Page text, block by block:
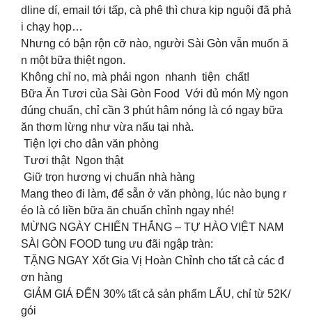
dline dí, email tới tấp, cà phê thì chưa kịp nguội đã phả
i chạy họp…
Nhưng có bận rộn cỡ nào, người Sài Gòn vẫn muốn ă
n một bữa thiệt ngon.
Không chỉ no, mà phải ngon nhanh tiện chất!
Bữa Ăn Tươi của Sài Gòn Food Với đủ món Mỳ ngon
đúng chuẩn, chỉ cần 3 phút hâm nóng là có ngay bữa
ăn thơm lừng như vừa nấu tại nhà.
️ Tiện lợi cho dân văn phòng
️ Tươi thật Ngon thật
️ Giữ trọn hương vị chuẩn nhà hàng
Mang theo đi làm, để sẵn ở văn phòng, lúc nào bụng r
éo là có liền bữa ăn chuẩn chỉnh ngay nhé!
MỪNG NGÀY CHIẾN THẮNG – TỰ HÀO VIỆT NAM
SÀI GÒN FOOD tung ưu đãi ngập tràn:
TẶNG NGAY Xốt Gia Vị Hoàn Chỉnh cho tất cả các đ
ơn hàng
️ GIẢM GIÁ ĐẾN 30% tất cả sản phẩm LẨU, chỉ từ 52K/
gói